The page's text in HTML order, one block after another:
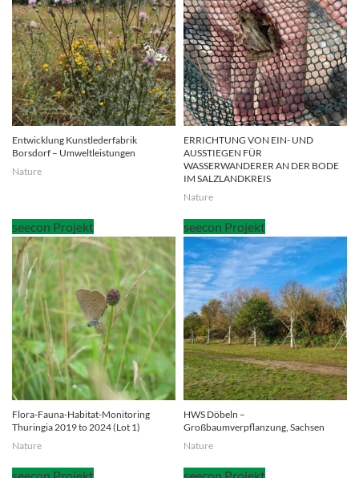
Entwicklung Kunstlederfabrik
Borsdorf – Umweltleistungen
Nature
ERRICHTUNG VON EIN- UND
AUSSTIEGEN FÜR
WASSERWANDERER AN DER BODE
IM SALZLANDKREIS
Nature
Flora-Fauna-Habitat-Monitoring
Thuringia 2019 to 2024 (Lot 1)
Nature
HWS Döbeln –
Großbaumverpflanzung, Sachsen
Nature